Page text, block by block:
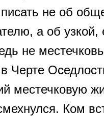
не об
а об узкой,
не
Черте
местечковую
Ком